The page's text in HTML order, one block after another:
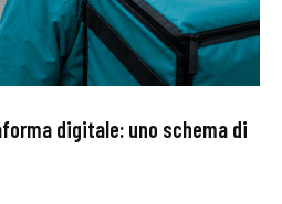
digitale: uno schema di